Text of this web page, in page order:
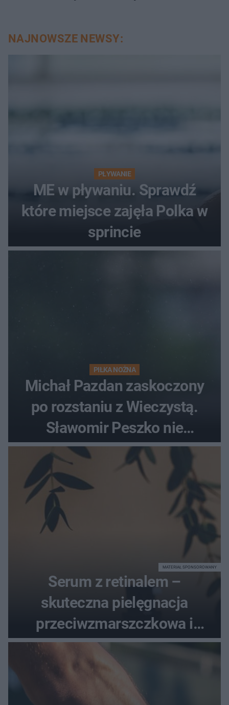
NAJNOWSZE NEWSY:
PŁYWANIE
ME w pływaniu. Sprawdź
które miejsce zajęła Polka w
sprincie
PIŁKA NOŻNA
Michał Pazdan zaskoczony
po rozstaniu z Wieczystą.
Sławomir Peszko nie
dotrzymał słowa?
Serum z retinalem –
skuteczna pielęgnacja
przeciwzmarszczkowa i
regenerująca
MATERIAŁ SPONSOROWANY